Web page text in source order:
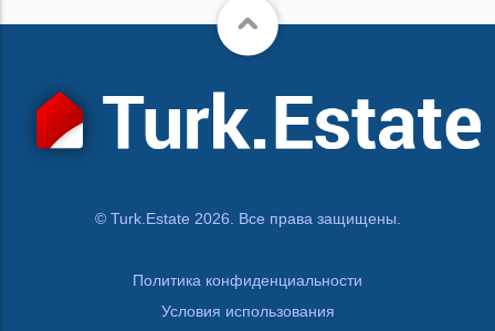
© Turk.Estate 2026. Все права защищены.
Политика конфиденциальности
Условия использования